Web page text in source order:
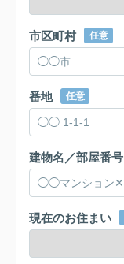
市区町村 任意
番地 任意
建物名／部屋番号
現在のお住まい